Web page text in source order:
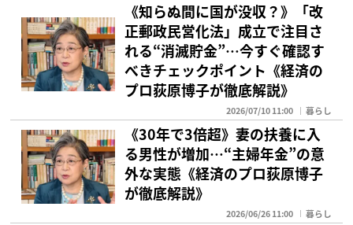
《知らぬ間に国が没収？》「改
正郵政民営化法」成立で注目さ
れる“消滅貯金”…今すぐ確認す
べきチェックポイント《経済の
プロ荻原博子が徹底解説》
2026/07/10 11:00 暮らし
《30年で3倍超》妻の扶養に入
る男性が増加…“主婦年金”の意
外な実態《経済のプロ荻原博子
が徹底解説》
2026/06/26 11:00 暮らし